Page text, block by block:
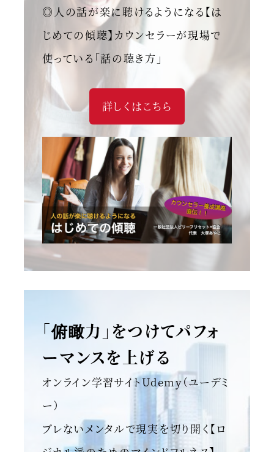
◎人の話が楽に聴けるようになる【は
じめての傾聴】カウンセラーが現場で
使っている「話の聴き方」
詳しくはこちら
「俯瞰力」をつけてパフォ
ーマンスを上げる
オンライン学習サイトUdemy（ユーデミ
ー）
ブレないメンタルで現実を切り開く【ロ